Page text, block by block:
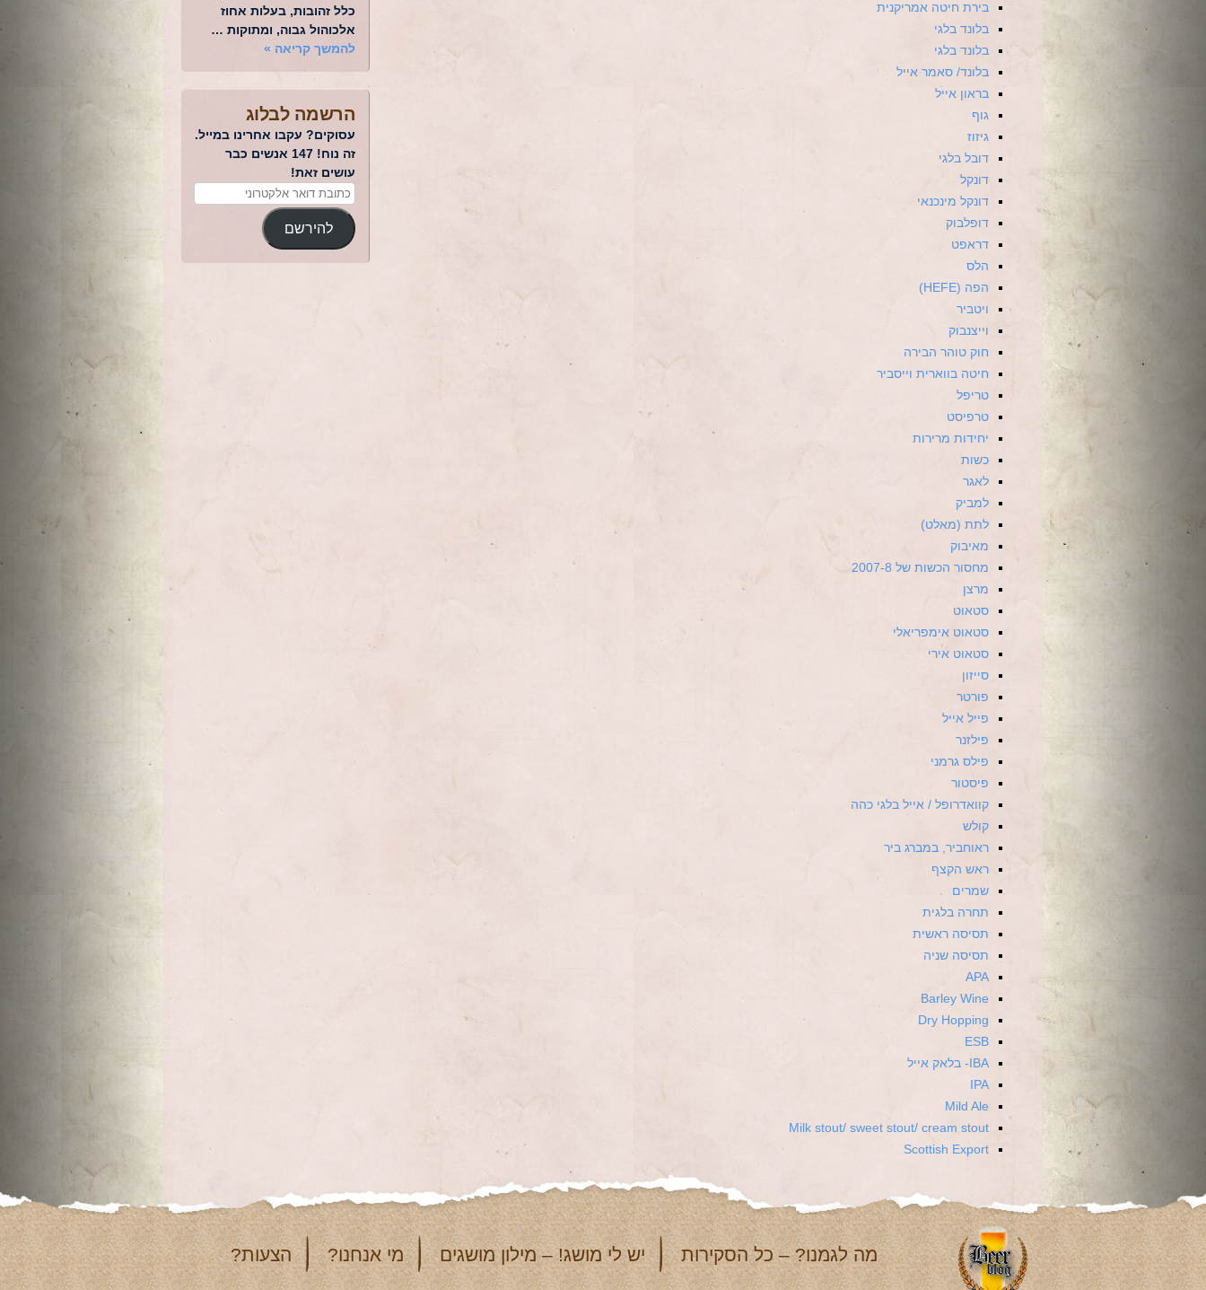
בירת חיטה אמריקנית
בלונד בלגי
בלונד בלגי
בלונד/ סאמר אייל
בראון אייל
גוף
גיזוז
דובל בלגי
דונקל
דונקל מינכנאי
דופלבוק
דראפט
הלס
הפה (HEFE)
ויטביר
וייצנבוק
חוק טוהר הבירה
חיטה בווארית וייסביר
טריפל
טרפיסט
יחידות מרירות
כשות
לאגר
למביק
לתת (מאלט)
מאיבוק
מחסור הכשות של 2007-8
מרצן
סטאוט
סטאוט אימפריאלי
סטאוט אירי
סייזון
פורטר
פייל אייל
פילזנר
פילס גרמני
פיסטור
קוואדרופל / אייל בלגי כהה
קולש
ראוחביר, במברג ביר
ראש הקצף
שמרים
תחרה בלגית
תסיסה ראשית
תסיסה שניה
APA
Barley Wine
Dry Hopping
ESB
IBA- בלאק אייל
IPA
Mild Ale
Milk stout/ sweet stout/ cream stout
Scottish Export
כלל זהובות, בעלות אחוז
אלכוהול גבוה, ומתוקות …
להמשך קריאה »
הרשמה לבלוג
עסוקים? עקבו אחרינו במייל.
זה נוח! 147 אנשים כבר
עושים זאת!
להירשם
מה לגמנו? – כל הסקירות יש לי מושג! – מילון מושגים מי אנחנו? הצעות?